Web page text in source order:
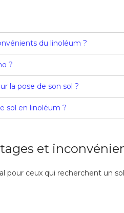
du linoléum ?
?
la pose de son sol ?
sol en linoléum ?
et
pour ceux qui recherchent un